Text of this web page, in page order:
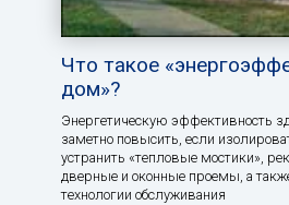
Что такое
дом»?
Энергетическую эффективность
заметно повысить, если
устранить «тепловые мостики»,
дверные и оконные проемы, а
технологии обслуживания